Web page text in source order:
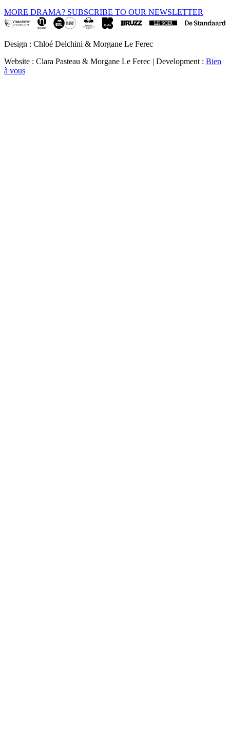
MORE DRAMA? SUBSCRIBE TO OUR NEWSLETTER
Design : Chloé Delchini & Morgane Le Ferec
Website : Clara Pasteau & Morgane Le Ferec | Development : Bien
à vous